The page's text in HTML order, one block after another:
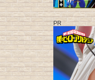
PR